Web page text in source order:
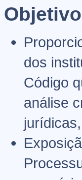
dos
Código
análise